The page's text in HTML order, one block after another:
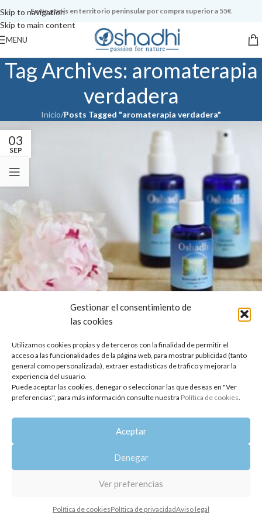
Gestionar el consentimiento de
las cookies
Utilizamos cookies propias y de terceros con la finalidad de permitir el
acceso a las funcionalidades de la página web, para mostrar publicidad (tanto
general como personalizada), extraer estadísticas de tráfico y mejorar la
experiencia del usuario.
Puede aceptar las cookies, denegar o seleccionar las que deseas en "Ver
preferencias", para más información consulte nuestra Política de cookies.
Aceptar
Denegar
Ver preferencias
Política de cookiesPolítica de privacidadAviso legal
Skip to navigation
Skip to main content
Envío gratis en territorio peninsular por compra superior a 55€
MENU
Tag Archives: aromaterapia
verdadera
Inicio/Posts Tagged "aromaterapia verdadera"
03
SEP
agradecimiento y sostenibilidad
Oshadhi
Aceites esenciales 100% puros y naturales Los productos
Oshadhi son 100 % naturales, no están modificados
SEGUIR LEYENDO
Todos los derechos reservados.
| Aviso legal | Política de cookies